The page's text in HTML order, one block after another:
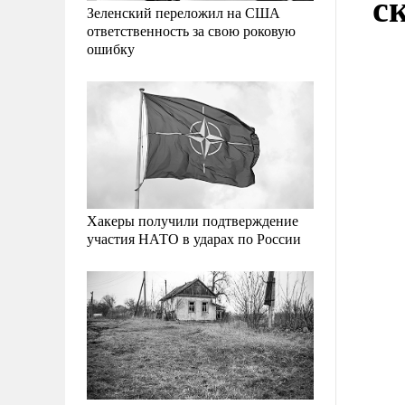
Зеленский переложил на США
ответственность за свою роковую
ошибку
Хакеры получили подтверждение
участия НАТО в ударах по России